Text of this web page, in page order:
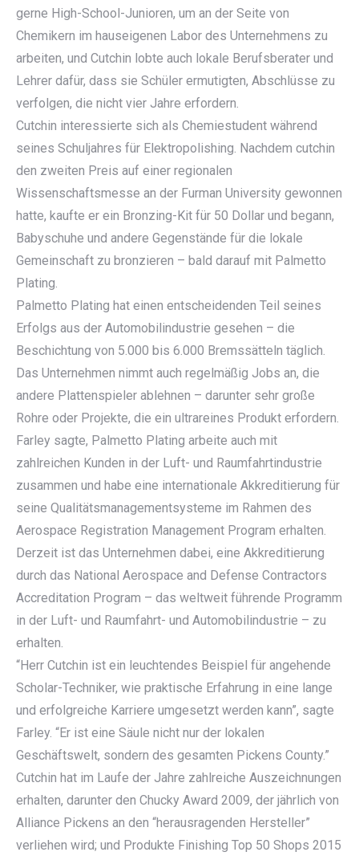
gerne High-School-Junioren, um an der Seite von
Chemikern im hauseigenen Labor des Unternehmens zu
arbeiten, und Cutchin lobte auch lokale Berufsberater und
Lehrer dafür, dass sie Schüler ermutigten, Abschlüsse zu
verfolgen, die nicht vier Jahre erfordern.
Cutchin interessierte sich als Chemiestudent während
seines Schuljahres für Elektropolishing. Nachdem cutchin
den zweiten Preis auf einer regionalen
Wissenschaftsmesse an der Furman University gewonnen
hatte, kaufte er ein Bronzing-Kit für 50 Dollar und begann,
Babyschuhe und andere Gegenstände für die lokale
Gemeinschaft zu bronzieren – bald darauf mit Palmetto
Plating.
Palmetto Plating hat einen entscheidenden Teil seines
Erfolgs aus der Automobilindustrie gesehen – die
Beschichtung von 5.000 bis 6.000 Bremssätteln täglich.
Das Unternehmen nimmt auch regelmäßig Jobs an, die
andere Plattenspieler ablehnen – darunter sehr große
Rohre oder Projekte, die ein ultrareines Produkt erfordern.
Farley sagte, Palmetto Plating arbeite auch mit
zahlreichen Kunden in der Luft- und Raumfahrtindustrie
zusammen und habe eine internationale Akkreditierung für
seine Qualitätsmanagementsysteme im Rahmen des
Aerospace Registration Management Program erhalten.
Derzeit ist das Unternehmen dabei, eine Akkreditierung
durch das National Aerospace and Defense Contractors
Accreditation Program – das weltweit führende Programm
in der Luft- und Raumfahrt- und Automobilindustrie – zu
erhalten.
“Herr Cutchin ist ein leuchtendes Beispiel für angehende
Scholar-Techniker, wie praktische Erfahrung in eine lange
und erfolgreiche Karriere umgesetzt werden kann”, sagte
Farley. “Er ist eine Säule nicht nur der lokalen
Geschäftswelt, sondern des gesamten Pickens County.”
Cutchin hat im Laufe der Jahre zahlreiche Auszeichnungen
erhalten, darunter den Chucky Award 2009, der jährlich von
Alliance Pickens an den “herausragenden Hersteller”
verliehen wird; und Produkte Finishing Top 50 Shops 2015